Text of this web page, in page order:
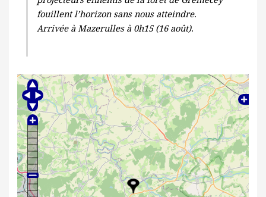
fouillent l’horizon sans nous atteindre.
Arrivée à Mazerulles à 0h15 (16 août).